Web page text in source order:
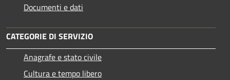
Documenti e dati
CATEGORIE DI SERVIZIO
Anagrafe e stato civile
Cultura e tempo libero